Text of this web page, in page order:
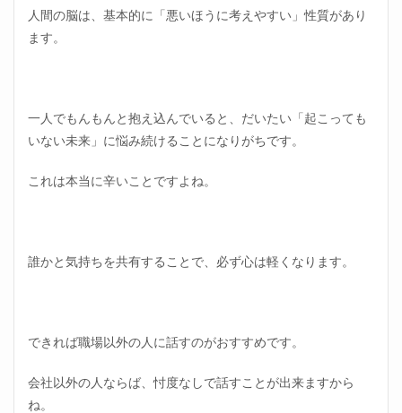
人間の脳は、基本的に「悪いほうに考えやすい」性質があり
ます。
一人でもんもんと抱え込んでいると、だいたい「起こっても
いない未来」に悩み続けることになりがちです。
これは本当に辛いことですよね。
誰かと気持ちを共有することで、必ず心は軽くなります。
できれば職場以外の人に話すのがおすすめです。
会社以外の人ならば、忖度なしで話すことが出来ますから
ね。